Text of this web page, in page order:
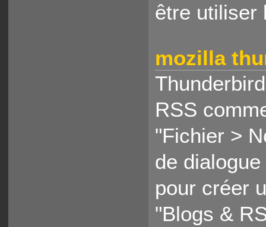
être utiliser
mozilla
RSS
"Fichier >
de
pour créer
"Blogs &